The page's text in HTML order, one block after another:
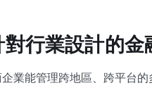
行業設計的金
業能管理跨地區、跨平台